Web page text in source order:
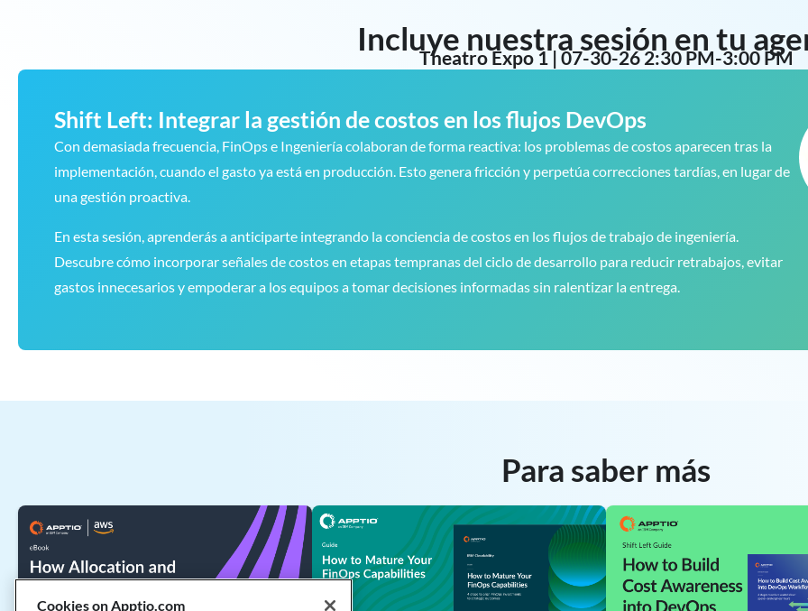
Incluye nuestra sesión en tu
Theatro Expo 1 | 07-30-26 2:30 PM-3:00 PM
Shift Left: Integrar la gestión de costos en los flujos DevOps
Con demasiada frecuencia, FinOps e Ingeniería colaboran de forma reactiva: los problemas de costos aparecen tras la
implementación, cuando el gasto ya está en producción. Esto genera fricción y perpetúa correcciones tardías, en lugar de
una gestión proactiva.
En esta sesión, aprenderás a anticiparte integrando la conciencia de costos en los flujos de trabajo de ingeniería.
Descubre cómo incorporar señales de costos en etapas tempranas del ciclo de desarrollo para reducir retrabajos, evitar
gastos innecesarios y empoderar a los equipos a tomar decisiones informadas sin ralentizar la entrega.
Para saber más
Cookies on Apptio.com